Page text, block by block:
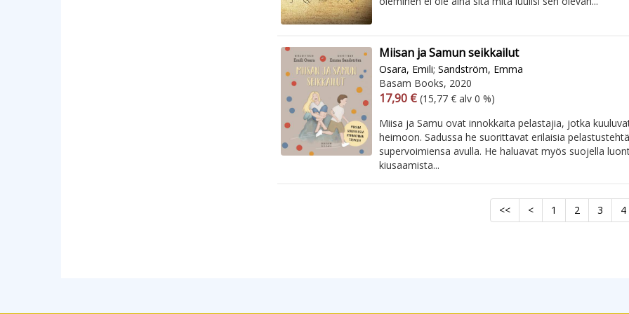
Miisan ja Samun seikkailut
Osara, Emili; Sandström, Emma
Basam Books, 2020
Arvonlisäverollinen hinta
17,90 € Arvonlisäveroton hinta
(15,77 € alv 0 %)
Miisa ja Samu ovat innokkaita pelastajia, jotka
heimoon. Sadussa he suorittavat erilaisia
supervoimiensa avulla. He haluavat myös suojella
kiusaamista...
<< < 1 2 3 4